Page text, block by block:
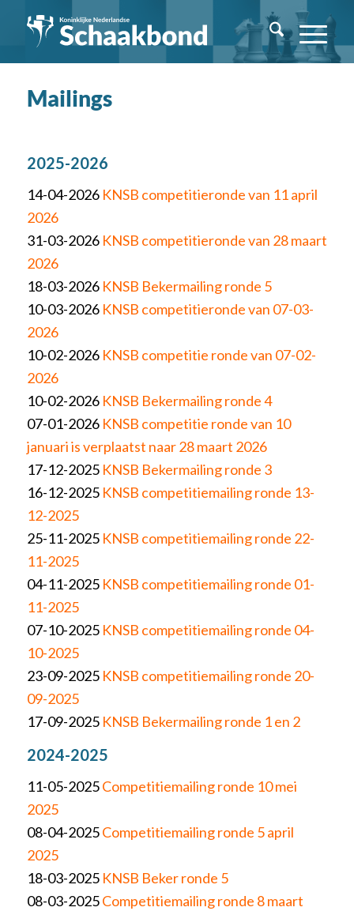
Mailings
2025-2026
14-04-2026 KNSB competitieronde van 11 april
2026
31-03-2026 KNSB competitieronde van 28 maart
2026
18-03-2026 KNSB Bekermailing ronde 5
10-03-2026 KNSB competitieronde van 07-03-
2026
10-02-2026 KNSB competitie ronde van 07-02-
2026
10-02-2026 KNSB Bekermailing ronde 4
07-01-2026 KNSB competitie ronde van 10
januari is verplaatst naar 28 maart 2026
17-12-2025 KNSB Bekermailing ronde 3
16-12-2025 KNSB competitiemailing ronde 13-
12-2025
25-11-2025 KNSB competitiemailing ronde 22-
11-2025
04-11-2025 KNSB competitiemailing ronde 01-
11-2025
07-10-2025 KNSB competitiemailing ronde 04-
10-2025
23-09-2025 KNSB competitiemailing ronde 20-
09-2025
17-09-2025 KNSB Bekermailing ronde 1 en 2
2024-2025
11-05-2025Competitiemailing ronde 10 mei
2025
08-04-2025Competitiemailing ronde 5 april
2025
18-03-2025 KNSB Beker ronde 5
08-03-2025Competitiemailing ronde 8 maart